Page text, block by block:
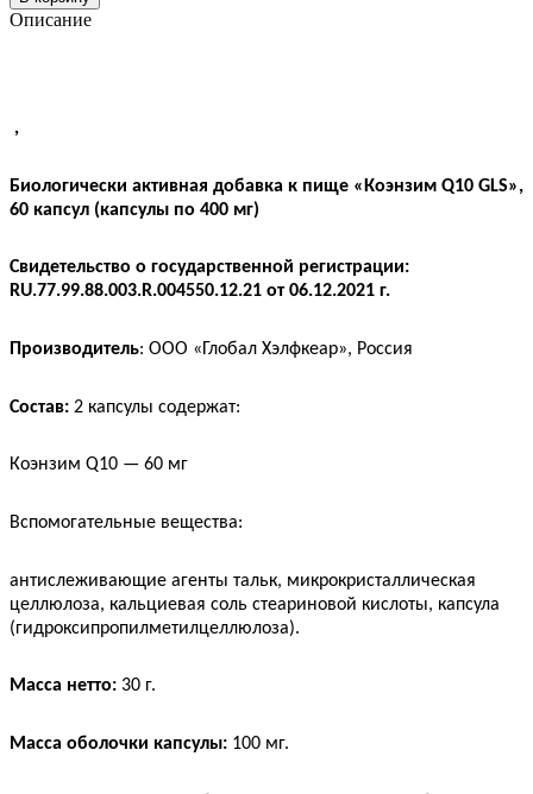
Описание
,
Биологически активная добавка к пище «Коэнзим Q10 GLS»,
60 капсул (капсулы по 400 мг)
Свидетельство о государственной регистрации:
RU.77.99.88.003.R.004550.12.21 от 06.12.2021 г.
Производитель: ООО «Глобал Хэлфкеар», Россия
Состав: 2 капсулы содержат:
Коэнзим Q10 — 60 мг
Вспомогательные вещества:
антислеживающие агенты тальк, микрокристаллическая
целлюлоза, кальциевая соль стеариновой кислоты, капсула
(гидроксипропилметилцеллюлоза).
Масса нетто: 30 г.
Масса оболочки капсулы: 100 мг.